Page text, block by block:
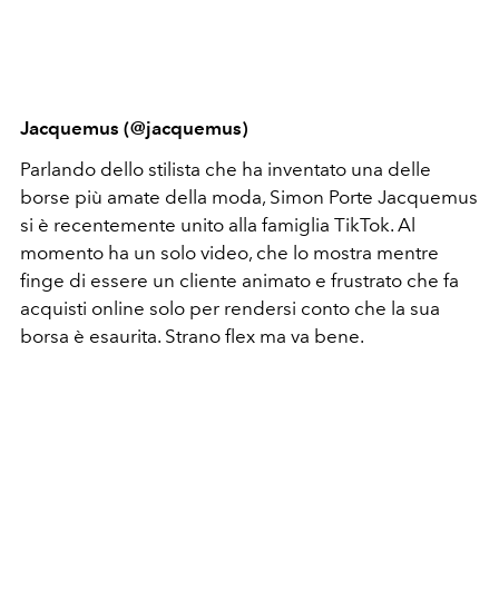
Jacquemus (@jacquemus)
Parlando dello stilista che ha inventato una delle
borse più amate della moda, Simon Porte Jacquemus
si è recentemente unito alla famiglia TikTok. Al
momento ha un solo video, che lo mostra mentre
finge di essere un cliente animato e frustrato che fa
acquisti online solo per rendersi conto che la sua
borsa è esaurita. Strano flex ma va bene.